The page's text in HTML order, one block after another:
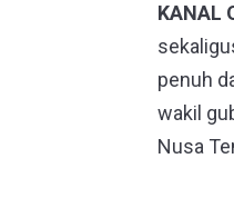
KANAL
penuh
wakil
Nusa